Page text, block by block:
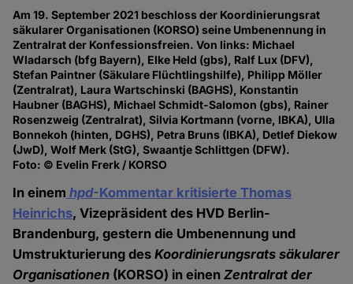
Am 19. September 2021 beschloss der Koordinierungsrat
säkularer Organisationen (KORSO) seine Umbenennung in
Zentralrat der Konfessionsfreien. Von links: Michael
Wladarsch (bfg Bayern), Elke Held (gbs), Ralf Lux (DFV),
Stefan Paintner (Säkulare Flüchtlingshilfe), Philipp Möller
(Zentralrat), Laura Wartschinski (BAGHS), Konstantin
Haubner (BAGHS), Michael Schmidt-Salomon (gbs), Rainer
Rosenzweig (Zentralrat), Silvia Kortmann (vorne, IBKA), Ulla
Bonnekoh (hinten, DGHS), Petra Bruns (IBKA), Detlef Diekow
(JwD), Wolf Merk (StG), Swaantje Schlittgen (DFW).
Foto: © Evelin Frerk / KORSO
In einem hpd-Kommentar kritisierte Thomas
Heinrichs, Vizepräsident des HVD Berlin-
Brandenburg, gestern die Umbenennung und
Umstrukturierung desKoordinierungsrats säkularer
Organisationen (KORSO) in einenZentralrat der